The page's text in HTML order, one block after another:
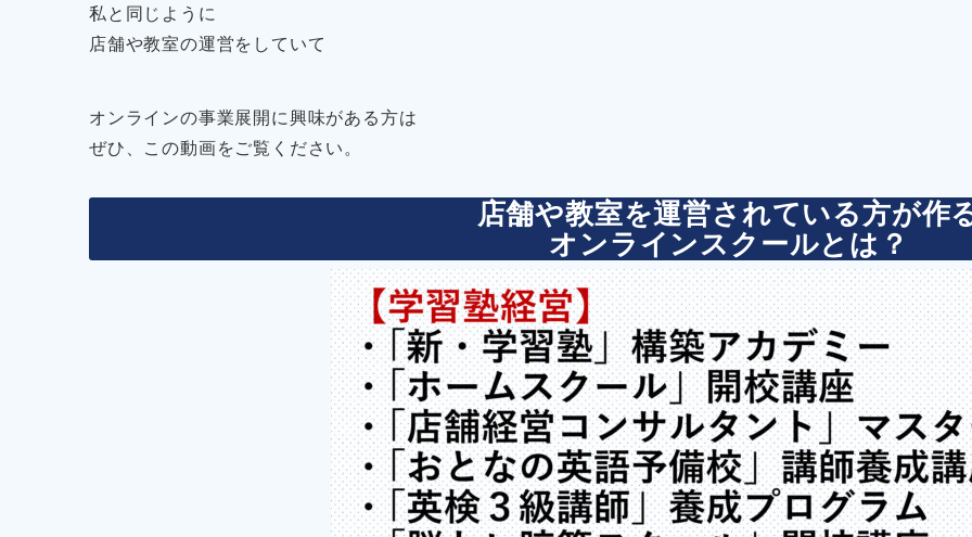
私と同じように
店舗や教室の運営をしていて
オンラインの事業展開に興味がある方は
ぜひ、この動画をご覧ください。
店舗や教室を運営されている方が作
オンラインスクールとは？